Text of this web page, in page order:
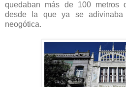
quedaban más de 100 metros
desde la que ya se adivinaba
neogótica.